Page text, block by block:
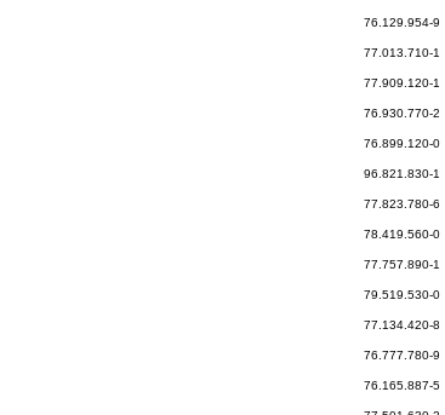
76.129.954-9
77.013.710-1
77.909.120-1
76.930.770-2
76.899.120-0
96.821.830-1
77.823.780-6
78.419.560-0
77.757.890-1
79.519.530-0
77.134.420-8
76.777.780-9
76.165.887-5